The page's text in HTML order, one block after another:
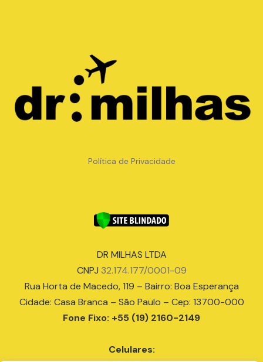
Política de Privacidade
DR MILHAS LTDA
CNPJ 32.174.177/0001-09
Rua Horta de Macedo, 119 – Bairro: Boa Esperança
Cidade: Casa Branca – São Paulo – Cep: 13700-000
Fone Fixo: +55 (19) 2160-2149
Celulares: